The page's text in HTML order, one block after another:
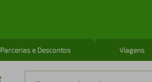
Parcerias e Descontos Viagens
O que você está procurando?